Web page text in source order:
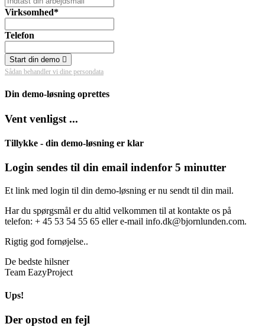
Virksomhed*
Telefon
Start din demo
Sådan behandler vi dine persondata
Din demo-løsning oprettes
Vent venligst ...
Tillykke - din demo-løsning er klar
Login sendes til din email indenfor 5 minutter
Et link med login til din demo-løsning er nu sendt til din mail.
Har du spørgsmål er du altid velkommen til at kontakte os på
telefon: + 45 53 54 55 65 eller e-mail info.dk@bjornlunden.com.
Rigtig god fornøjelse..
De bedste hilsner
Team EazyProject
Ups!
Der opstod en fejl